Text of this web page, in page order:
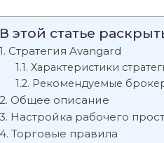
В этой статье
Стратегия Avangard
Характеристики
Рекомендуемые
Общее описание
Настройка рабочего
Торговые правила